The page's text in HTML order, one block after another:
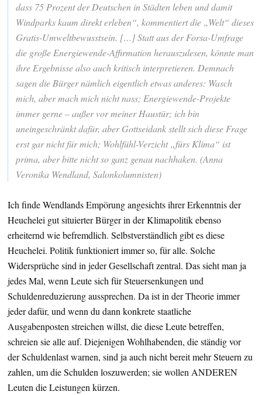
dass 75 Prozent der Deutschen in Städten leben und damit
Windparks kaum direkt erleben“, kommentiert die „Welt“ dieses
Gratis-Umweltbewusstsein. […] Statt aus der Forsa-Umfrage
die große Energiewende-Affirmation herauszulesen, könnte man
ihre Ergebnisse also auch kritisch interpretieren. Demnach
sagen die Bürger nämlich eigentlich etwas anderes: Wasch
mich, aber mach mich nicht nass; Energiewende-Projekte
immer gerne – außer vor meiner Haustür; ich bin
uneingeschränkt dafür, aber Gottseidank stellt sich diese Frage
erst gar nicht für mich; Wohlfühl-Verzicht „fürs Klima“ ist
prima, aber bitte nicht so ganz genau nachhaken. (Anna
Veronika Wendland, Salonkolumnisten)
Ich finde Wendlands Empörung angesichts ihrer Erkenntnis der
Heuchelei gut situierter Bürger in der Klimapolitik ebenso
erheiternd wie befremdlich. Selbstverständlich gibt es diese
Heuchelei. Politik funktioniert immer so, für alle. Solche
Widersprüche sind in jeder Gesellschaft zentral. Das sieht man ja
jedes Mal, wenn Leute sich für Steuersenkungen und
Schuldenreduzierung aussprechen. Da ist in der Theorie immer
jeder dafür, und wenn du dann konkrete staatliche
Ausgabenposten streichen willst, die diese Leute betreffen,
schreien sie alle auf. Diejenigen Wohlhabenden, die ständig vor
der Schuldenlast warnen, sind ja auch nicht bereit mehr Steuern zu
zahlen, um die Schulden loszuwerden; sie wollen ANDEREN
Leuten die Leistungen kürzen.